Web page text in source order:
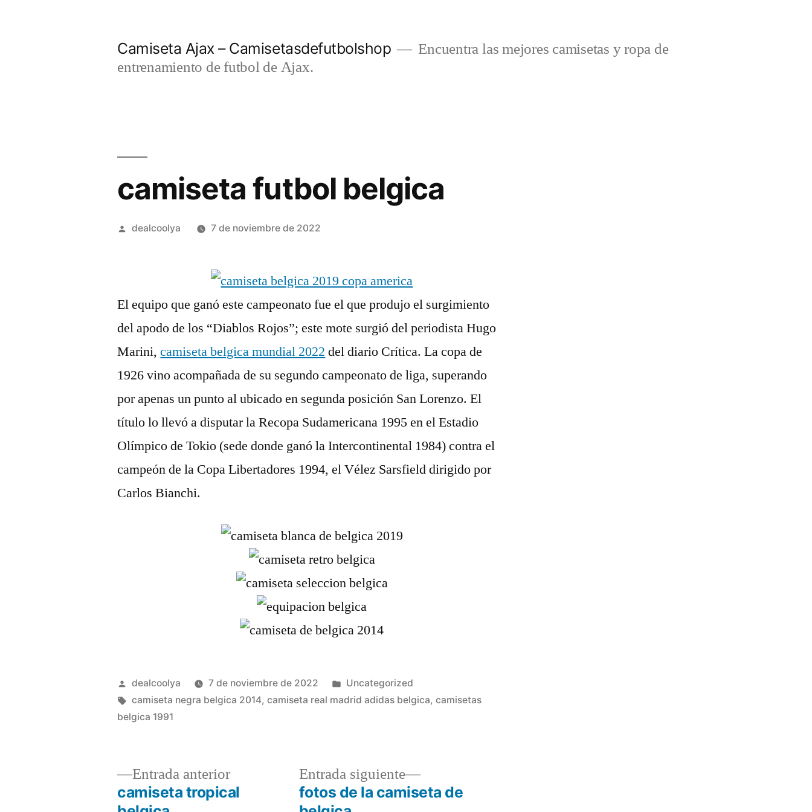
Camiseta Ajax – Camisetasdefutbolshop
Encuentra las mejores camisetas y ropa de
entrenamiento de futbol de Ajax.
camiseta futbol belgica
Publicado
dealcoolya 7 de noviembre de 2022
El equipo que ganó este campeonato fue el que produjo el surgimiento
del apodo de los “Diablos Rojos”; este mote surgió del periodista Hugo
Marini,camiseta belgica mundial 2022 del diario Crítica. La copa de
1926 vino acompañada de su segundo campeonato de liga, superando
por apenas un punto al ubicado en segunda posición San Lorenzo. El
título lo llevó a disputar la Recopa Sudamericana 1995 en el Estadio
Olímpico de Tokio (sede donde ganó la Intercontinental 1984) contra el
campeón de la Copa Libertadores 1994, el Vélez Sarsfield dirigido por
Carlos Bianchi.
Publicado
por
dealcoolya 7 de noviembre de 2022
Publicado
en
Uncategorized
Etiquetas:
camiseta negra belgica 2014,camiseta real madrid adidas belgica,camisetas
belgica 1991
Entrada anteriorEntrada
anterior:
camiseta tropical
Entrada siguiente
Entrada
siguiente:
fotos de la camiseta de